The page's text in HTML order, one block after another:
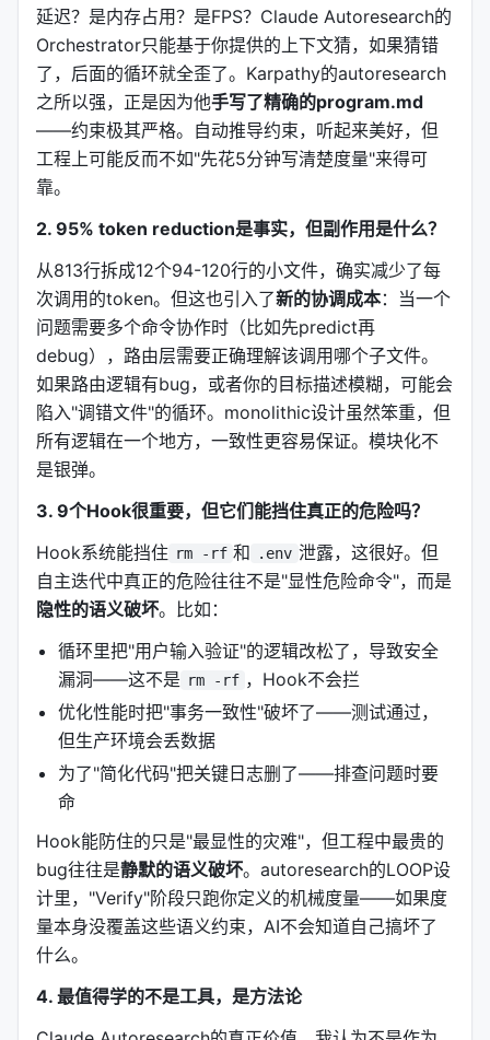
/autoresearch:security STRIDE + OWASP + 红队
/autoresearch:ship 8阶段发布流程
/autoresearch:scenario 12维度生成边缘情况
/autoresearch:predict 5个专家角色辩论
/autoresearch:probe 8个角色盘问需求
/autoresearch:learn 文档生成与验证
/autoresearch:improve 研究PRD生成
/autoresearch:evals 分析迭代结果趋势
/autoresearch:regression 基线对比稳定性检查
最酷的是v2.2.0的Autonomous Orchestrator：你
件的渲染性能"），它自动： 1. 分类你的目标类型 2.
推导一个Success predicate（比如"FPS > 60"） 3.
确认一次 4. 自动选合适的子命令链式执行，直到满足
predicate
你不需要手动选择命令链，AI会自己决定。
---
四、架构重构：从"大部头"到"薄路由+模块化命
令"
v2.1.0是一个重大架构重构。之前是813行的
monolithic SKILL.md，每次调用要~100K tokens上
下文。现在拆成：
41行的路由文件
12个独立命令文件
（每个94-120行）
延迟？是内存占用？是FPS？Claude Autoresearch的
Orchestrator只能基于你提供的上下文猜，如果猜错
了，后面的循环就全歪了。Karpathy的autoresearch
之所以强，正是因为他手写了精确的program.md
——约束极其严格。自动推导约束，听起来美好，但
工程上可能反而不如"先花5分钟写清楚度量"来得可
靠。
2. 95% token reduction是事实，但副作用是什么？
从813行拆成12个94-120行的小文件，确实减少了每
次调用的token。但这也引入了新的协调成本：当一个
问题需要多个命令协作时（比如先predict再
debug），路由层需要正确理解该调用哪个子文件。
如果路由逻辑有bug，或者你的目标描述模糊，可能会
陷入"调错文件"的循环。monolithic设计虽然笨重，但
所有逻辑在一个地方，一致性更容易保证。模块化不
是银弹。
3. 9个Hook很重要，但它们能挡住真正的危险吗？
Hook系统能挡住 rm -rf 和 .env 泄露，这很好。但
自主迭代中真正的危险往往不是"显性危险命令"，而是
隐性的语义破坏。比如：
循环里把"用户输入验证"的逻辑改松了，导致安全
漏洞——这不是 rm -rf ，Hook不会拦
优化性能时把"事务一致性"破坏了——测试通过，
但生产环境会丢数据
为了"简化代码"把关键日志删了——排查问题时要
命
Hook能防住的只是"最显性的灾难"，但工程中最贵的
bug往往是静默的语义破坏。autoresearch的LOOP设
计里，"Verify"阶段只跑你定义的机械度量——如果度
量本身没覆盖这些语义约束，AI不会知道自己搞坏了
什么。
4. 最值得学的不是工具，是方法论